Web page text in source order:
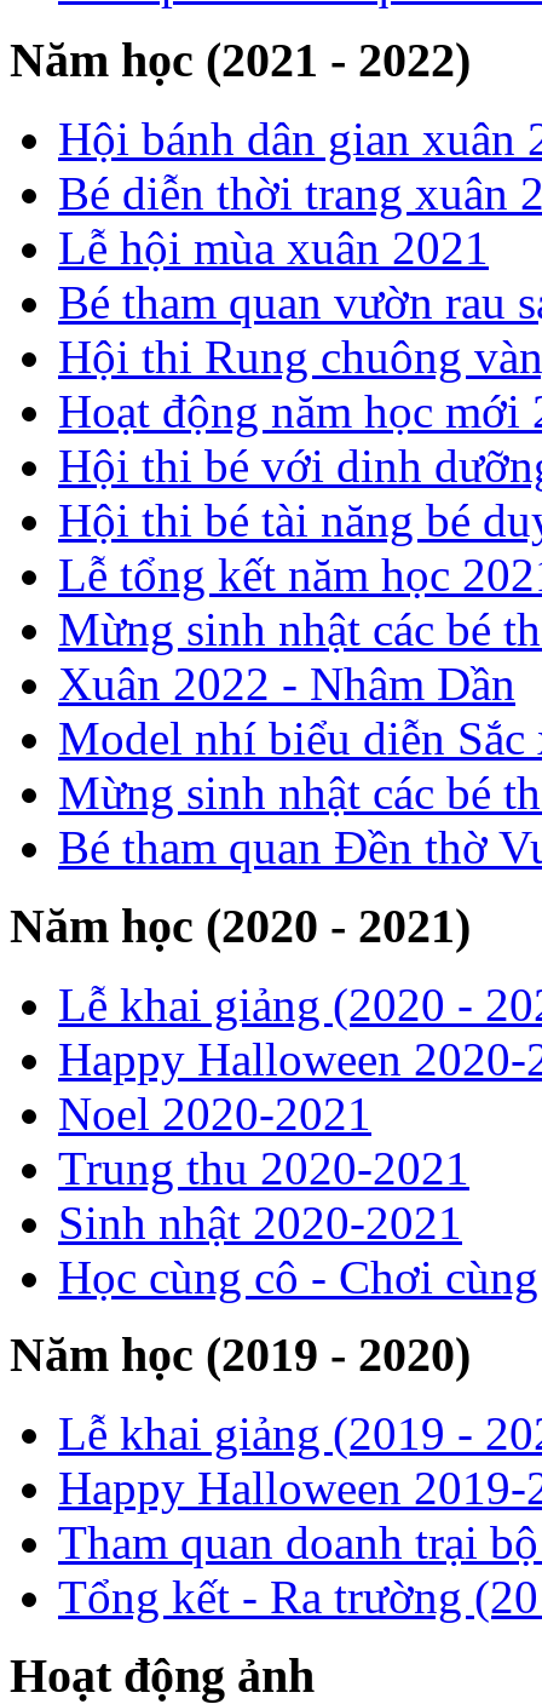
Năm học (2021 - 2022)
Hội bánh dân gian xuân
Bé diễn thời trang xuân
Lễ hội mùa xuân 2021
Bé tham quan vườn rau
Hội thi Rung chuông
Hoạt động năm học mới
Hội thi bé với dinh
Hội thi bé tài năng bé
Lễ tổng kết năm học
Mừng sinh nhật các bé
Xuân 2022 - Nhâm Dần
Model nhí biểu diễn
Mừng sinh nhật các bé
Bé tham quan Đền thờ
Năm học (2020 - 2021)
Lễ khai giảng (2020 -
Happy Halloween 2020-
Noel 2020-2021
Trung thu 2020-2021
Sinh nhật 2020-2021
Học cùng cô - Chơi
Năm học (2019 - 2020)
Lễ khai giảng (2019 -
Happy Halloween 2019-
Tham quan doanh trại
Tổng kết - Ra trường
Hoạt động ảnh